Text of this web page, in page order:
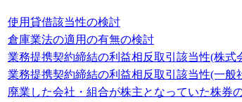
使用貸借該当性の検討
倉庫業法の適用の有無の検討
業務提携契約締結の利益相反取引該当性(株式
業務提携契約締結の利益相反取引該当性(一般
廃業した会社・組合が株主となっていた株券